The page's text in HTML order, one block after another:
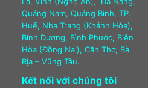
Quảng Nam, Quảng Bình, TP.
Huế, Nha Trang (Khánh Hòa),
Bình Dương, Bình Phước, Biên
Hòa (Đồng Nai), Cần Thơ, Bà
Rịa – Vũng Tàu.
Kết nối với chúng tôi